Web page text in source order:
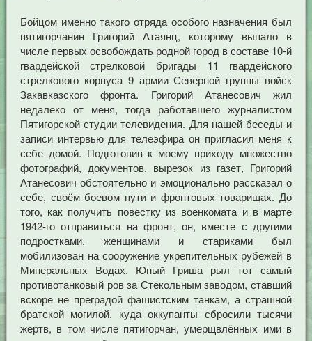
Бойцом именно такого отряда особого назначения был
пятигорчанин Григорий Атаянц, которому выпало в
числе первых освобождать родной город в составе 10-й
гвардейской стрелковой бригады 11 гвардейского
стрелкового корпуса 9 армии Северной группы войск
Закавказского фронта. Григорий Атанесович жил
недалеко от меня, тогда работавшего журналистом
Пятигорской студии телевидения. Для нашей беседы и
записи интервью для телеэфира он пригласил меня к
себе домой. Подготовив к моему приходу множество
фотографий, документов, вырезок из газет, Григорий
Атанесович обстоятельно и эмоционально рассказал о
себе, своём боевом пути и фронтовых товарищах. До
того, как получить повестку из военкомата и в марте
1942-го отправиться на фронт, он, вместе с другими
подростками, женщинами и стариками был
мобилизован на сооружение укрепительных рубежей в
Минеральных Водах. Юный Гриша рыл тот самый
противотанковый ров за Стекольным заводом, ставший
вскоре не преградой фашистским танкам, а страшной
братской могилой, куда оккупанты сбросили тысячи
жертв, в том числе пятигорчан, умерщвлённых ими в